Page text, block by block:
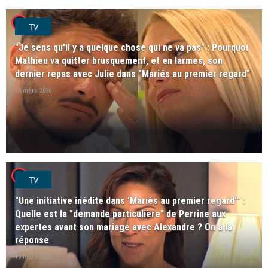
player2TV
"Je sens qu'il y a quelque chose qui ne va pas" : Pourquoi
Mathieu va quitter brusquement, et en larmes, son
dernier repas avec Julie dans "Mariés au premier regard"
23 mars 2026
player2TV
"Une initiative inédite dans 'Mariés au premier regard'" :
Quelle est la "demande particulière" de Perrine aux
expertes avant son mariage avec Alexandre ? On a la
réponse
16 mars 2026